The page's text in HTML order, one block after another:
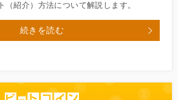
（紹介）方法について解説します。
続きを読む